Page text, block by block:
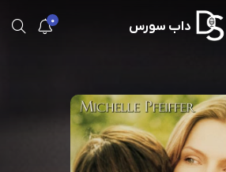
0 داب سورس